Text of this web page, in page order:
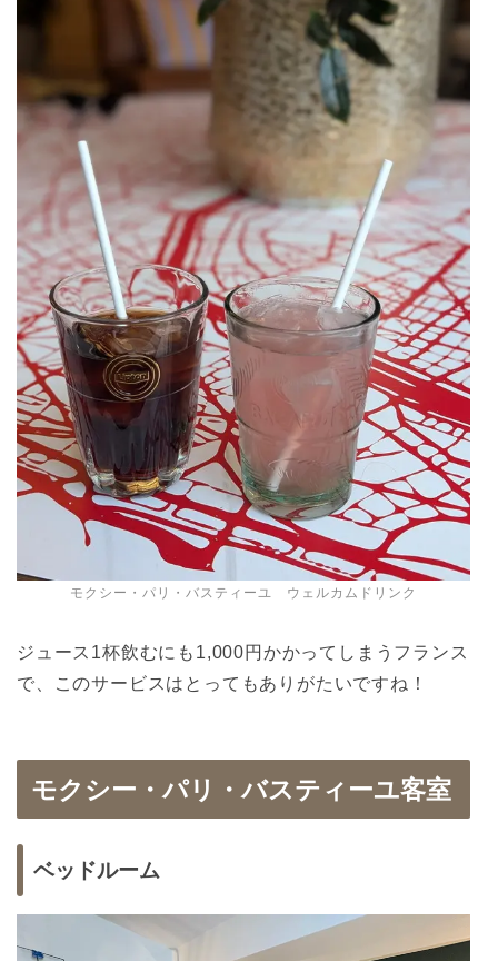
モクシー・パリ・バスティーユ ウェルカムドリンク
ジュース1杯飲むにも1,000円かかってしまうフランス
で、このサービスはとってもありがたいですね！
モクシー・パリ・バスティーユ客室
ベッドルーム